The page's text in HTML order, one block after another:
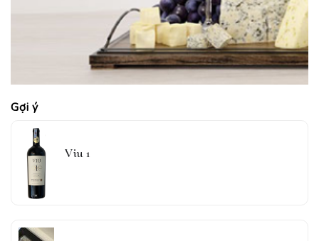
Gợi ý
Viu 1